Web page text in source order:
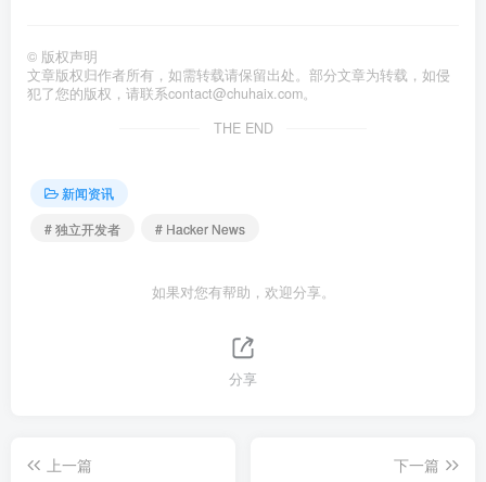
© 版权声明
文章版权归作者所有，如需转载请保留出处。部分文章为转载，如侵
犯了您的版权，请联系contact@chuhaix.com。
THE END
新闻资讯
# 独立开发者
# Hacker News
如果对您有帮助，欢迎分享。
分享
上一篇
下一篇